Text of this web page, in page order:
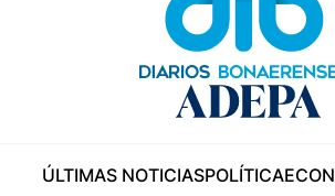
ÚLTIMAS NOTICIASPOLÍTICA